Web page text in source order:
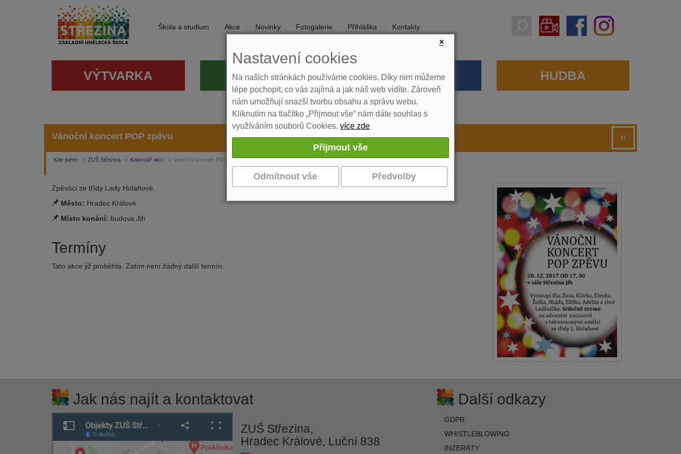
Škola a studium Akce Novinky Fotogalerie Přihláška Kontakty
VÝTVARKA DIVADLO TANEC HUDBA
Vánoční koncert POP zpěvu H
Kde jsem: ZUŠ Střezina Kalendář akcí Vánoční koncert POP zpěvu
Zpěváci ze třídy Lady Holaňové.
Město: Hradec Králové
Místo konání: budova Jih
Termíny
Tato akce již proběhla. Zatím není žádný další termín.
Jak nás najít a kontaktovat
ZUŠ Střezina,
Hradec Králové, Luční 838
Další odkazy
GDPR
WHISTLEBLOWING
INZERÁTY
×
Nastavení cookies
Na našich stránkách používáme cookies. Díky nim můžeme
lépe pochopit, co vás zajímá a jak náš web vidíte. Zároveň
nám umožňují snazší tvorbu obsahu a správu webu.
Kliknutím na tlačítko „Přijmout vše“ nám dáte souhlas s
využíváním souborů Cookies. více zde